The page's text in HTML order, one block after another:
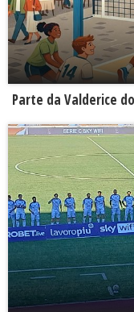
Parte da Valderice